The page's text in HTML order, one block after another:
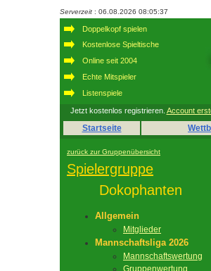
Serverzeit : 06.08.2026 08:05:37
Doppelkopf spielen
Kostenlose Spieltische
Online seit 2004
Echte Mitspieler
Listenspiele
Jetzt kostenlos registrieren. Account
Startseite
zurück zur Gruppenübersicht
Spielergruppe
Dokophanten
Allgemein
Mitglieder
Mannschaftsliga 2026
Mannschaftswertung
Gruppenwertung